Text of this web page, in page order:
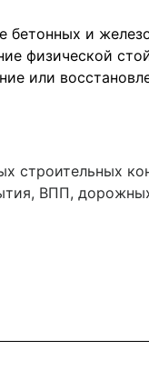
бетонных и
физической
или
строительных
ВПП,